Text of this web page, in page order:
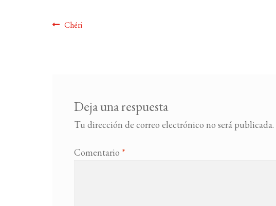
Navegación
Anterior:
Chéri
Deja una respuesta
Tu dirección de correo electrónico no será publicada.
Comentario *